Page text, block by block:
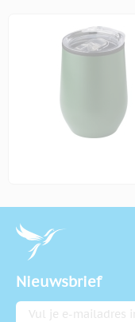
Nieuwsbrief
E-mailadres